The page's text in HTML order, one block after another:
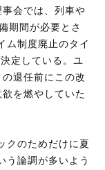
会では、列車や
期間が必要とさ
ム制度廃止のタイ
定している。ユ
退任前にこの改
を燃やしていた
クのためだけに夏
う論調が多いよう